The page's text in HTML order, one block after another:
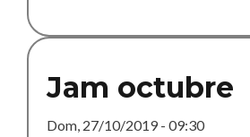
Jam octubre
Dom, 27/10/2019 - 09:30